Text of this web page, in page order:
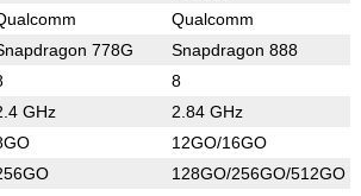
Qualcomm
778G Snapdragon 888
8
GHz 2.84 GHz
12GO/16GO
128GO/256GO/512GO